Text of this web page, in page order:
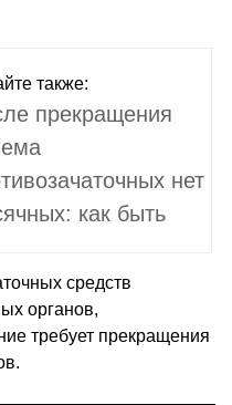
также:
прекращения
нет
как быть
средств
органов,
требует прекращения